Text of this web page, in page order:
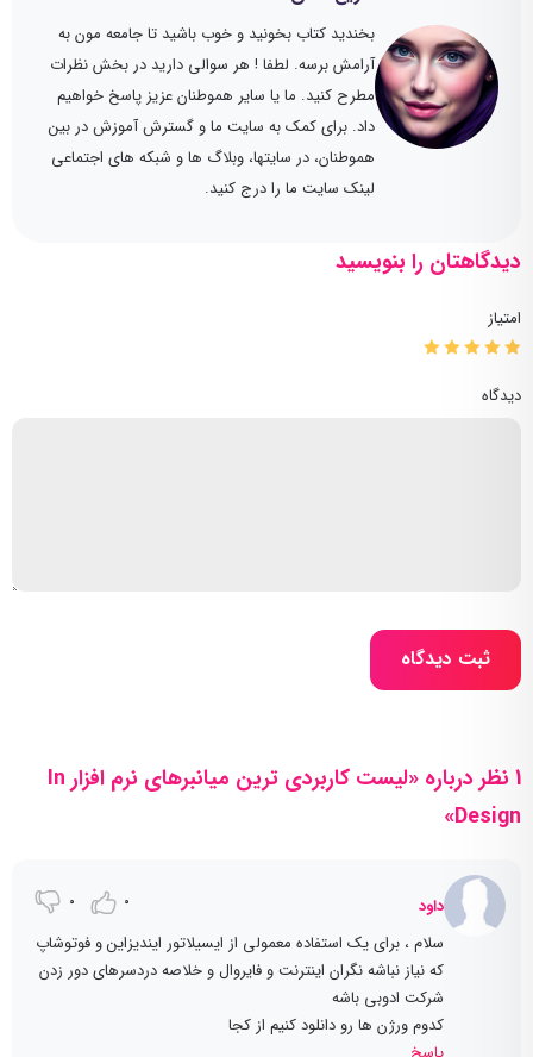
بخندید کتاب بخونید و خوب باشید تا جامعه مون به
آرامش برسه. لطفا ! هر سوالی دارید در بخش نظرات
مطرح کنید. ما یا سایر هموطنان عزیز پاسخ خواهیم
داد. برای کمک به سایت ما و گسترش آموزش در بین
هموطنان، در سایتها، وبلاگ ها و شبکه های اجتماعی
لینک سایت ما را درج کنید.
دیدگاهتان را بنویسید
امتیاز
دیدگاه
ثبت دیدگاه
1 نظر درباره «لیست کاربردی ترین میانبرهای نرم افزار In
Design»
داود 0
0
سلام ، برای یک استفاده معمولی از ایسیلاتور ایندیزاین و فوتوشاپ
که نیاز نباشه نگران اینترنت و فایروال و خلاصه دردسرهای دور زدن
شرکت ادوبی باشه
کدوم ورژن ها رو دانلود کنیم از کجا